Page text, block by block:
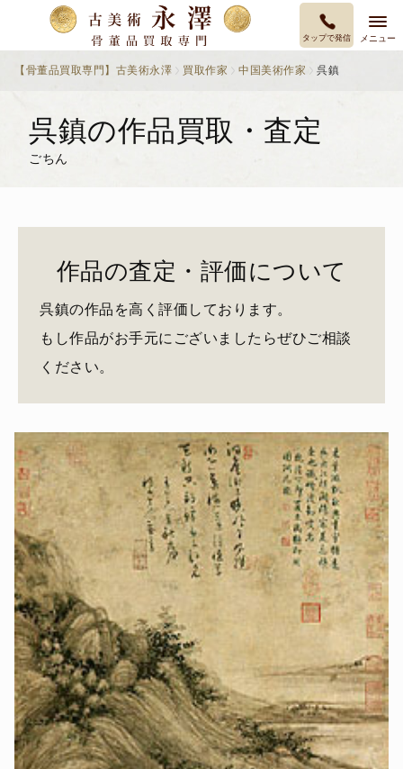
タップで発信 メニュー
【骨董品買取専門】古美術永澤 買取作家 中国美術作家 呉鎮
呉鎮の作品買取・査定
ごちん
作品の査定・評価について
呉鎮の作品を高く評価しております。
もし作品がお手元にございましたらぜひご相談
ください。